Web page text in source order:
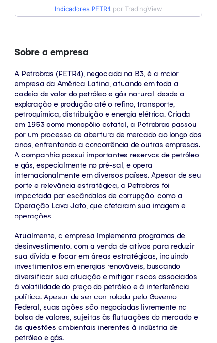
Indicadores PETR4 por TradingView
Sobre a empresa
A Petrobras (PETR4), negociada na B3, é a maior
empresa da América Latina, atuando em toda a
cadeia de valor do petróleo e gás natural, desde a
exploração e produção até o refino, transporte,
petroquímica, distribuição e energia elétrica. Criada
em 1953 como monopólio estatal, a Petrobras passou
por um processo de abertura de mercado ao longo dos
anos, enfrentando a concorrência de outras empresas.
A companhia possui importantes reservas de petróleo
e gás, especialmente no pré-sal, e opera
internacionalmente em diversos países. Apesar de seu
porte e relevância estratégica, a Petrobras foi
impactada por escândalos de corrupção, como a
Operação Lava Jato, que afetaram sua imagem e
operações.
Atualmente, a empresa implementa programas de
desinvestimento, com a venda de ativos para reduzir
sua dívida e focar em áreas estratégicas, incluindo
investimentos em energias renováveis, buscando
diversificar sua atuação e mitigar riscos associados
à volatilidade do preço do petróleo e à interferência
política. Apesar de ser controlada pelo Governo
Federal, suas ações são negociadas livremente na
bolsa de valores, sujeitas às flutuações do mercado e
às questões ambientais inerentes à indústria de
petróleo e gás.